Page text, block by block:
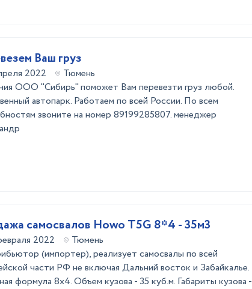
Ваш груз
2022
Тюмень
ООО "Сибирь" поможет Вам перевезти груз любой.
автопарк. Работаем по всей России. По всем
звоните на номер 89199285807. менеджер
самосвалов Howo T5G 8*4 - 35м3
2022
Тюмень
(импортер), реализует самосвалы по всей
части РФ не включая Дальний восток и Забайкалье.
формула 8х4. Объем кузова - 35 куб.м. Габариты кузова -